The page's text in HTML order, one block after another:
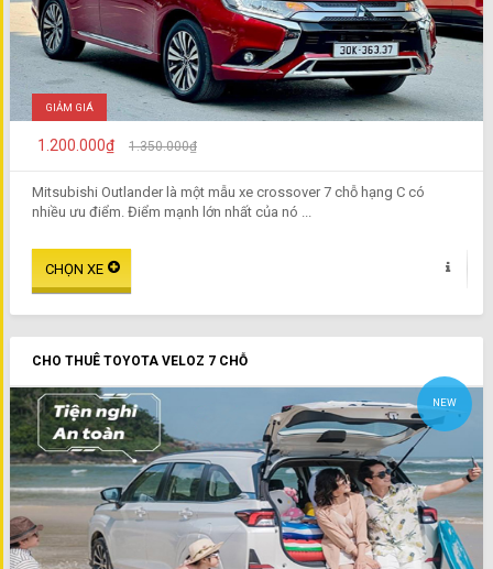
GIẢM GIÁ
1.200.000₫ 1.350.000₫
Mitsubishi Outlander là một mẫu xe crossover 7 chỗ hạng C có
nhiều ưu điểm. Điểm mạnh lớn nhất của nó ...
CHO THUÊ TOYOTA VELOZ 7 CHỖ
NEW